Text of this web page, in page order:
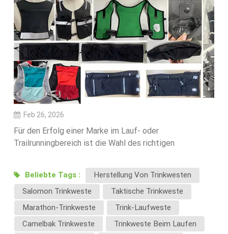
Feb 26, 2026
Für den Erfolg einer Marke im Lauf- oder
Trailrunningbereich ist die Wahl des richtigen
Funktionalität und Tragekomfort Ihres Produkts
beeinflussen die Kundenzufriedenheit und den
Markenruf maßgeblich.In diesem Leitfaden erläutern
wir Ihnen die wichtigsten Faktoren, die Sie bei der
Auswahl eines OEM-Lieferanten für Trinkwesten
berücksichtigen sollten.1. Produktkompetenz im
Beliebte Tags :
Herstellung Von Trinkwesten
Salomon Trinkweste
Taktische Trinkweste
Marathon-Trinkweste
Trink-Laufweste
Camelbak Trinkweste
Trinkweste Beim Laufen